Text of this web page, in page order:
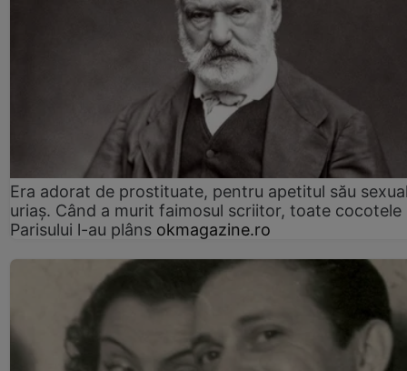
Era adorat de prostituate, pentru apetitul său
uriaș. Când a murit faimosul scriitor, toate cocotele
Parisului l-au plâns okmagazine.ro